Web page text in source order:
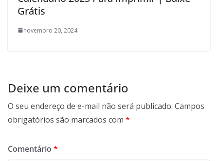
Grátis
novembro 20, 2024
Deixe um comentário
O seu endereço de e-mail não será publicado. Campos
obrigatórios são marcados com *
Comentário *